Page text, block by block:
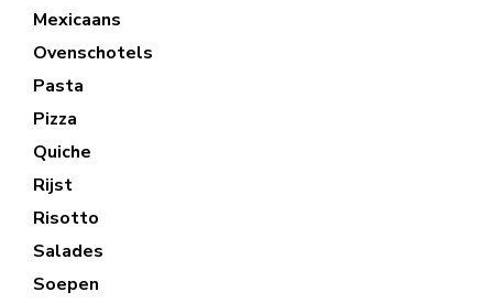
Mexicaans
Ovenschotels
Pasta
Pizza
Quiche
Rijst
Risotto
Salades
Soepen